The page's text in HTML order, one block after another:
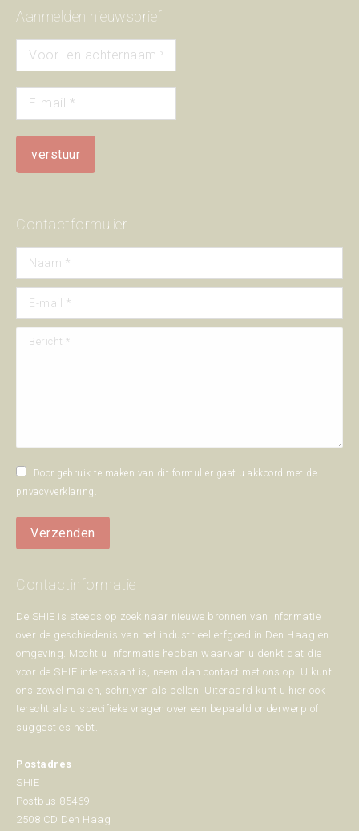
Aanmelden nieuwsbrief
Contactformulier
Naam *
E-mail *
Bericht *
Door gebruik te maken van dit formulier gaat u akkoord met de
privacyverklaring .
Verzenden
Contactinformatie
De SHIE is steeds op zoek naar nieuwe bronnen van informatie
over de geschiedenis van het industrieel erfgoed in Den Haag en
omgeving. Mocht u informatie hebben waarvan u denkt dat die
voor de SHIE interessant is, neem dan contact met ons op. U kunt
ons zowel mailen, schrijven als bellen. Uiteraard kunt u hier ook
terecht als u specifieke vragen over een bepaald onderwerp of
suggesties hebt.
Postadres
SHIE
Postbus 85469
2508 CD Den Haag